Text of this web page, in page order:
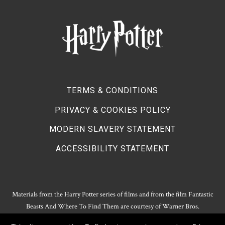
TERMS & CONDITIONS
PRIVACY & COOKIES POLICY
MODERN SLAVERY STATEMENT
ACCESSIBILITY STATEMENT
Materials from the Harry Potter series of films and from the film Fantastic
Beasts And Where To Find Them are courtesy of Warner Bros.